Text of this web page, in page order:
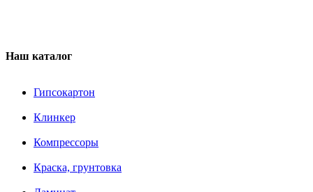
Наш каталог
Гипсокартон
Клинкер
Компрессоры
Краска, грунтовка